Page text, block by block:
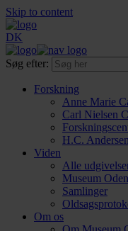
Skip to content
DK
Søg efter:
Forskning
Anne Marie
Carl Nielsen
H.C.
Viden
Alle
Museum
Samlinger
Om os